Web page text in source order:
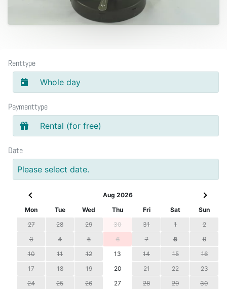
Renttype
Whole day
Paymenttype
Rental (for free)
Date
Please select date.
Aug 2026
Mon
Tue Wed Thu Fri Sat
Sun
27
28 29 30 31 1
2
3
4 5 6 7 8
9
10
11 12 13 14 15
16
17
18 19 20 21 22
23
24
25 26 27 28 29
30